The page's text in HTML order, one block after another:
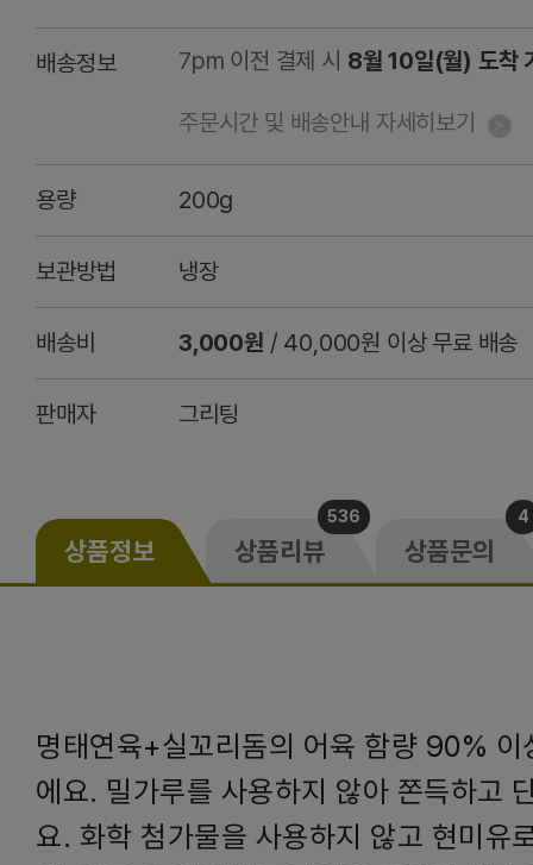
배송정보 7pm 이전 결제 시 8월 10일(월) 도착
주문시간 및 배송안내 자세히보기
용량 200g
보관방법 냉장
배송비 3,000원 / 40,000원 이상 무료 배송
판매자 그리팅
상품정보 상품리뷰
536
상품문의
4
명태연육+실꼬리돔의 어육 함량 90% 이
에요. 밀가루를 사용하지 않아 쫀득하고
요. 화학 첨가물을 사용하지 않고 현미유